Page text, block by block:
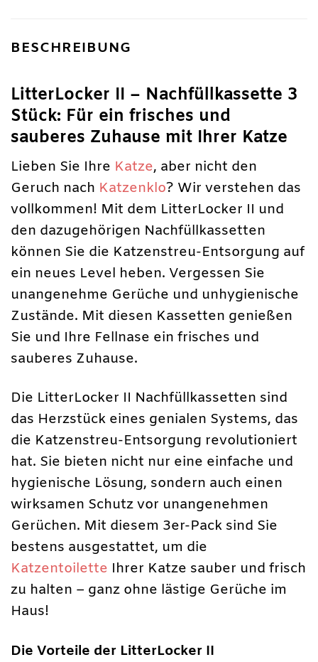
BESCHREIBUNG
LitterLocker II – Nachfüllkassette 3
Stück: Für ein frisches und
sauberes Zuhause mit Ihrer Katze
Lieben Sie Ihre Katze, aber nicht den
Geruch nach Katzenklo? Wir verstehen das
vollkommen! Mit dem LitterLocker II und
den dazugehörigen Nachfüllkassetten
können Sie die Katzenstreu-Entsorgung auf
ein neues Level heben. Vergessen Sie
unangenehme Gerüche und unhygienische
Zustände. Mit diesen Kassetten genießen
Sie und Ihre Fellnase ein frisches und
sauberes Zuhause.
Die LitterLocker II Nachfüllkassetten sind
das Herzstück eines genialen Systems, das
die Katzenstreu-Entsorgung revolutioniert
hat. Sie bieten nicht nur eine einfache und
hygienische Lösung, sondern auch einen
wirksamen Schutz vor unangenehmen
Gerüchen. Mit diesem 3er-Pack sind Sie
bestens ausgestattet, um die
Katzentoilette Ihrer Katze sauber und frisch
zu halten – ganz ohne lästige Gerüche im
Haus!
Die Vorteile der LitterLocker II